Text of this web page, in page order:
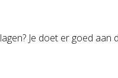
Je doet er goed aan